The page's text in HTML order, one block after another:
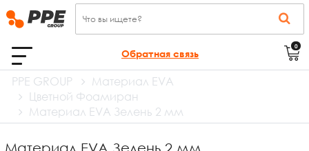
Обратная связь
0
PPE GROUP
Материал EVA
Цветной Фоамиран
Материал EVA Зелень 2 мм